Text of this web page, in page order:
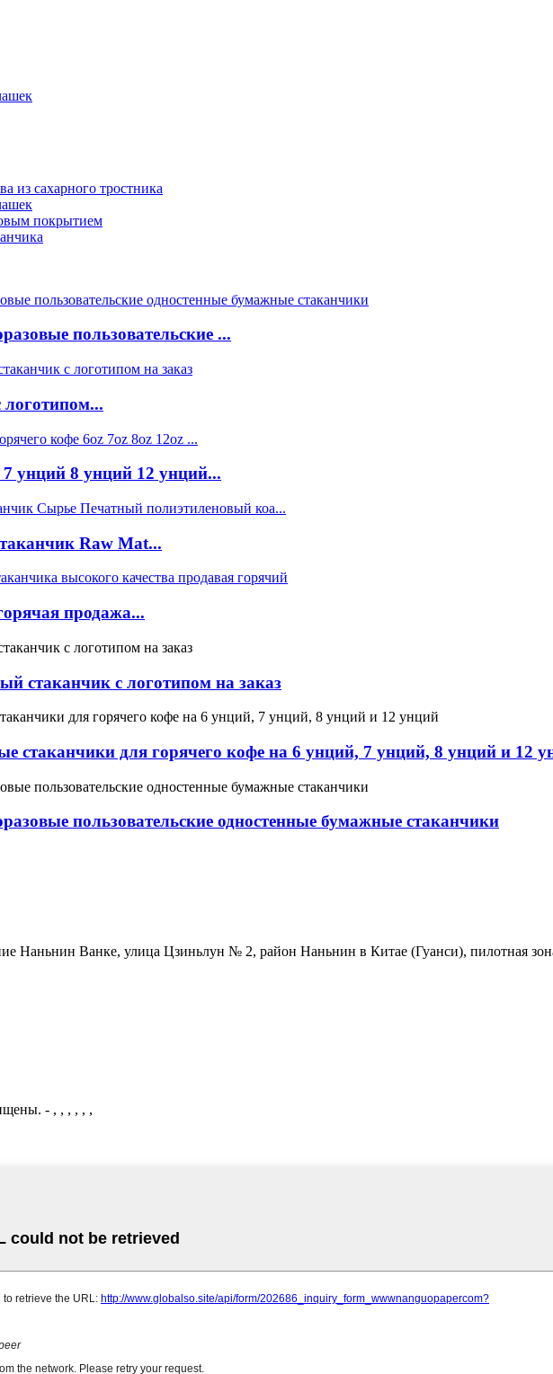
из сахарного тростника
покрытием
пользовательские ...
логотипом...
унций 8 унций 12 унций...
Raw Mat...
продажа...
стаканчик с логотипом на заказ
стаканчики для горячего кофе на 6 унций, 7 унций, 8 унций и 12
пользовательские одностенные бумажные стаканчики
Наньнин Ванке, улица Цзиньлун № 2, район Наньнин в Китае (Гуанси), пилотная
- , , , , , ,